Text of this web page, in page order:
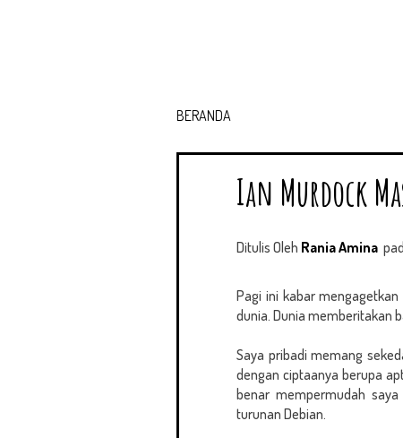
BERANDA
Ian Murdock
Ditulis Oleh Rania Amina
Pagi ini kabar
dunia. Dunia memberitakan
Saya pribadi memang
dengan ciptaanya berupa
benar mempermudah
turunan Debian.